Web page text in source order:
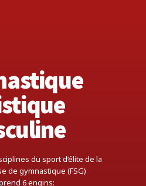
du sport d’élite de la
de gymnastique (FSG)
6 engins: